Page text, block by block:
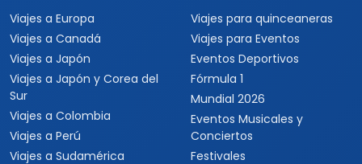
Viajes a Europa
Viajes a Canadá
Viajes a Japón
Viajes a Japón y Corea del
Sur
Viajes a Colombia
Viajes a Perú
Viajes a Sudamérica
Viajes para quinceaneras
Viajes para Eventos
Eventos Deportivos
Fórmula 1
Mundial 2026
Eventos Musicales y
Conciertos
Festivales